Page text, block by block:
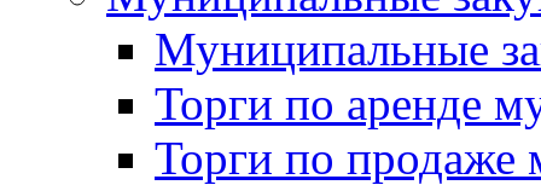
Муниципальные
Торги по аренде
Торги по продаже